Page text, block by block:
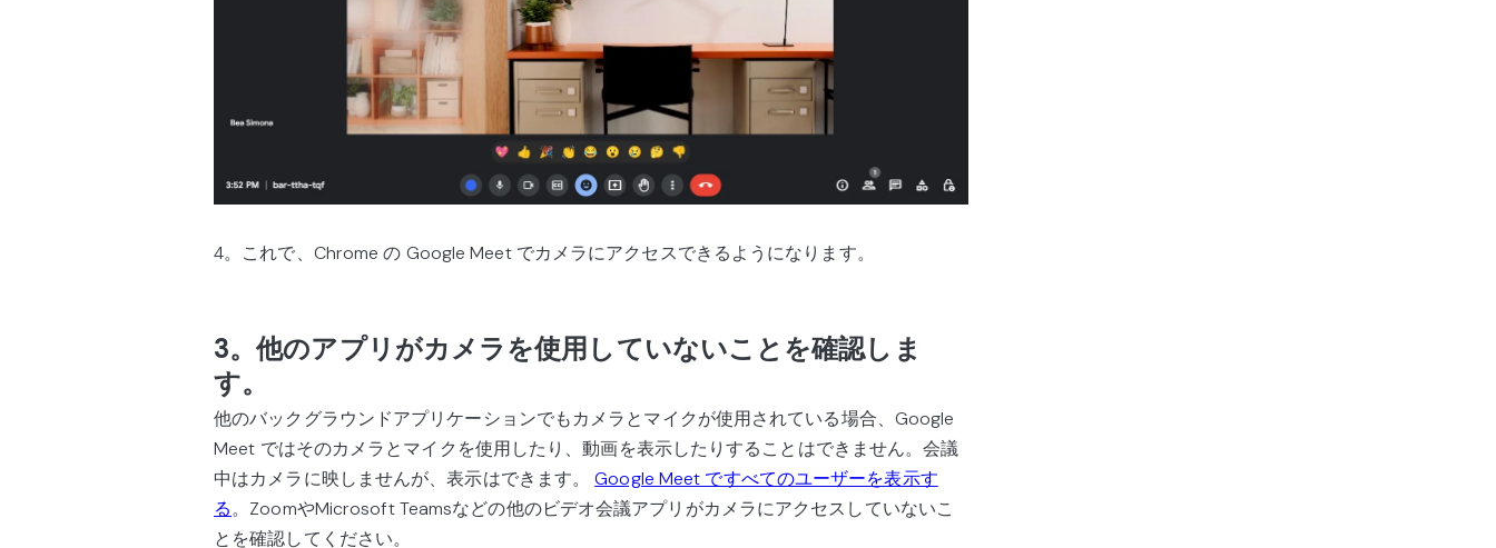
4。これで、Chrome の Google Meet でカメラにアクセスできるようになります。
3。他のアプリがカメラを使用していないことを確認しま
す。
他のバックグラウンドアプリケーションでもカメラとマイクが使用されている場合、Google
Meet ではそのカメラとマイクを使用したり、動画を表示したりすることはできません。会議
中はカメラに映しませんが、表示はできます。Google Meet ですべてのユーザーを表示す
る。ZoomやMicrosoft Teamsなどの他のビデオ会議アプリがカメラにアクセスしていないこ
とを確認してください。